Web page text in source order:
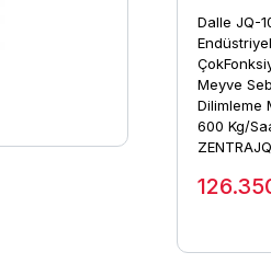
Dalle JQ-
Meyve
Dilimleme
600 Kg/